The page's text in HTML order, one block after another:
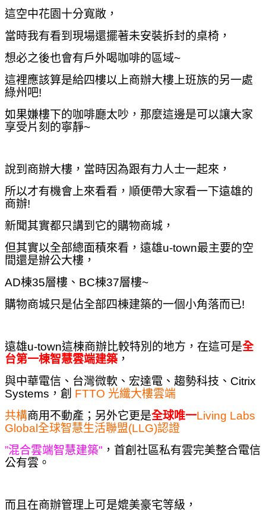
這空中花園十分寬敞，
當時我有看到現場還擺著未安裝拆封的桌椅，
想必之後也會有戶外喝咖啡的區域~
這裡應該算是給四樓以上商辦大樓上班族的另一處
綠州吧!
如果嫌樓下的咖啡廳太吵，那麼這邊是可以讓大家
享受片刻的寧靜~
說到商辦大樓，當時因為跟有力人士一起來，
所以才有機會上來看看，順便帶大家看一下遠雄的
商辦!
新聞其實都只講到它的購物商城，
但其實以全部總面積來看，遠雄u-town最主要的空
間還是辦公大樓，
AD棟35層樓、BC棟37層樓~
購物商城只是佔全部四棟建築的一個小角落而已!
遠雄u-town這棟商辦比較特別的地方，在這可是全
台第一棟智慧雲端建築 ，
與中華電信、台灣微軟、宏達電、趨勢科技、Citrix
Systems，創 FTTO 光纖大樓雲端
共構商用不動產；另外它更是全球唯一Living Labs
Global全球智慧生活聯盟(LLG)認證
”混合雲端智慧建築" ，首創社區私有雲完美整合電信
公有雲。
而且在商辦管理上可是媲美豪宅等級，